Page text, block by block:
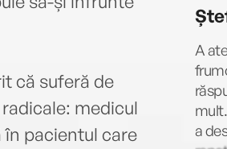
că suferă de
medicul
pacientul care
cu o
timp
A
a